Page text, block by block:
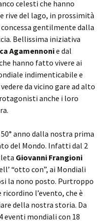
celesti che hanno
rive del lago, in prossimità
gentilmente dalla
Bellissima iniziativa
Agamennonie dal
hanno fatto vivere ai
indimenticabile e
da vicino gare ad alto
anche i loro
anno dalla nostra prima
del Mondo. Infatti dal 2
Giovanni Frangioni
“otto con”, ai Mondiali
la nono posto. Purtroppo
l’evento, che è
della nostra storia. Da
eventi mondiali con 18